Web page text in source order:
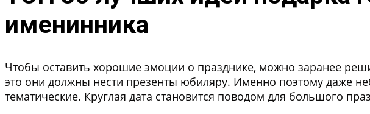
именинника
Чтобы оставить хорошие эмоции о празднике, можно заранее
это они должны нести презенты юбиляру. Именно поэтому даже
тематические. Круглая дата становится поводом для большого